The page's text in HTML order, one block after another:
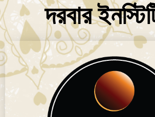
দরবার